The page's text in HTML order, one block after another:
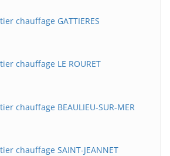
chauffage GATTIERES
chauffage LE ROURET
chauffage BEAULIEU-SUR-MER
chauffage SAINT-JEANNET